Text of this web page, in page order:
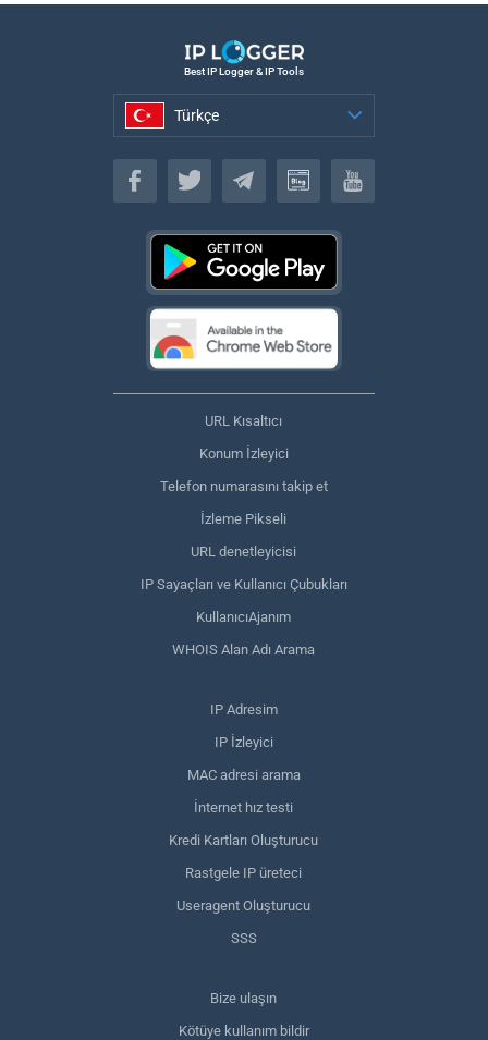
Best IP Logger & IP Tools
Türkçe
Türkçe
URL Kısaltıcı
Konum İzleyici
Telefon numarasını takip et
İzleme Pikseli
URL denetleyicisi
IP Sayaçları ve Kullanıcı Çubukları
KullanıcıAjanım
WHOIS Alan Adı Arama
IP Adresim
IP İzleyici
MAC adresi arama
İnternet hız testi
Kredi Kartları Oluşturucu
Rastgele IP üreteci
Useragent Oluşturucu
SSS
Bize ulaşın
Kötüye kullanım bildir